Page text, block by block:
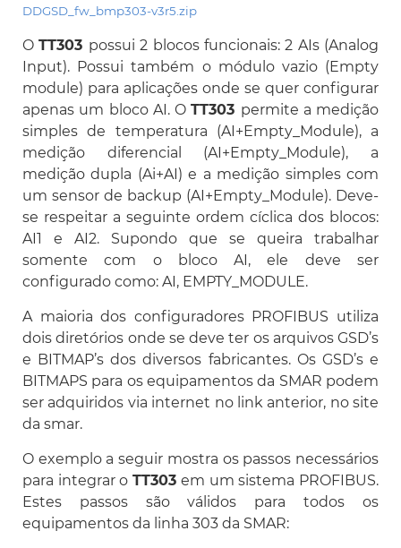
DDGSD_fw_bmp303-v3r5.zip
OTT303 possui 2 blocos funcionais: 2 AIs (Analog
Input). Possui também o módulo vazio (Empty
module) para aplicações onde se quer configurar
apenas um bloco AI. OTT303 permite a medição
simples de temperatura (AI+Empty_Module), a
medição diferencial (AI+Empty_Module), a
medição dupla (Ai+AI) e a medição simples com
um sensor de backup (AI+Empty_Module). Deve-
se respeitar a seguinte ordem cíclica dos blocos:
AI1 e AI2. Supondo que se queira trabalhar
somente com o bloco AI, ele deve ser
configurado como: AI, EMPTY_MODULE.
A maioria dos configuradores PROFIBUS utiliza
dois diretórios onde se deve ter os arquivos GSD’s
e BITMAP’s dos diversos fabricantes. Os GSD’s e
BITMAPS para os equipamentos da SMAR podem
ser adquiridos via internet no link anterior, no site
da smar.
O exemplo a seguir mostra os passos necessários
para integrar o TT303em um sistema PROFIBUS.
Estes passos são válidos para todos os
equipamentos da linha 303 da SMAR: